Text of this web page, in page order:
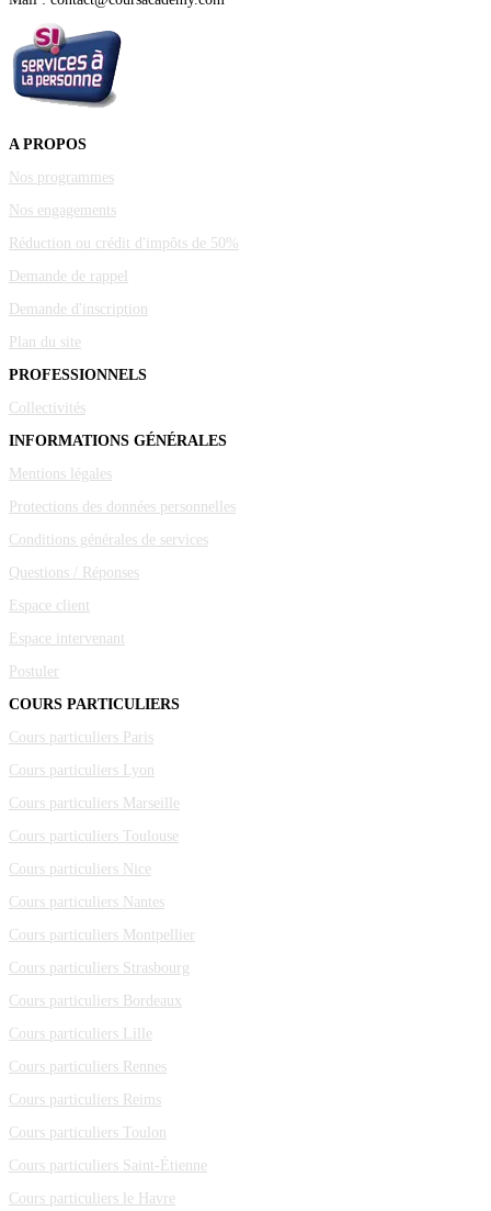
A PROPOS
Nos programmes
Nos engagements
Réduction ou crédit d'impôts de 50%
Demande de rappel
Demande d'inscription
Plan du site
PROFESSIONNELS
Collectivités
INFORMATIONS GÉNÉRALES
Mentions légales
Protections des données personnelles
Conditions générales de services
Questions / Réponses
Espace client
Espace intervenant
Postuler
COURS PARTICULIERS
Cours particuliers Paris
Cours particuliers Lyon
Cours particuliers Marseille
Cours particuliers Toulouse
Cours particuliers Nice
Cours particuliers Nantes
Cours particuliers Montpellier
Cours particuliers Strasbourg
Cours particuliers Bordeaux
Cours particuliers Lille
Cours particuliers Rennes
Cours particuliers Reims
Cours particuliers Toulon
Cours particuliers Saint-Étienne
Cours particuliers le Havre